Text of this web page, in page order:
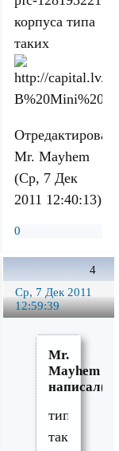
корпуса типа
таких
Mr. Mayhem
(Ср, 7 Дек
2011 12:40:13)
0
4
Ср, 7 Дек 2011
12:59:39
Mr.
Mayhem
типа
таких